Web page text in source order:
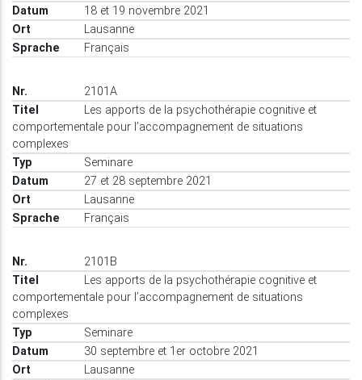
18 et 19 novembre 2021
Lausanne
Français
2101A
Les apports de la psychothérapie cognitive et
comportementale pour l’accompagnement de situations
complexes
Seminare
27 et 28 septembre 2021
Lausanne
Français
2101B
Les apports de la psychothérapie cognitive et
comportementale pour l’accompagnement de situations
complexes
Seminare
30 septembre et 1er octobre 2021
Lausanne